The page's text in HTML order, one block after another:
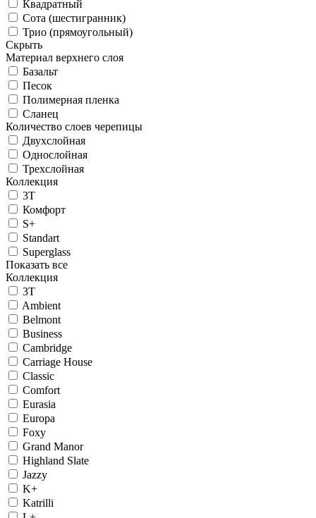
Квадратный
Сота (шестигранник)
Трио (прямоугольный)
Скрыть
Материал верхнего слоя
Базальт
Песок
Полимерная пленка
Сланец
Количество слоев черепицы
Двухслойная
Однослойная
Трехслойная
Коллекция
3T
Комфорт
S+
Standart
Superglass
Показать все
Коллекция
3T
Ambient
Belmont
Business
Cambridge
Carriage House
Classic
Comfort
Eurasia
Europa
Foxy
Grand Manor
Highland Slate
Jazzy
K+
Katrilli